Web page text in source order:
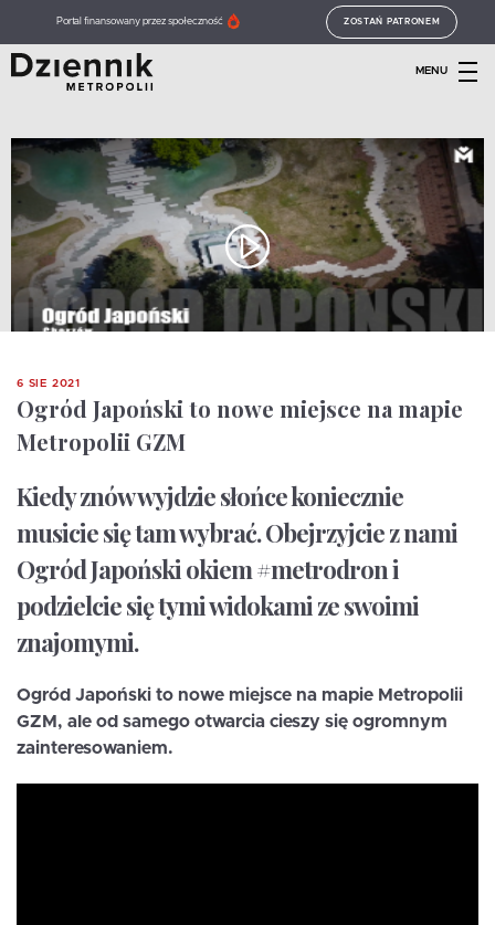
Portal finansowany przez społeczność ZOSTAŃ PATRONEM
MENU
6 SIE 2021
Ogród Japoński to nowe miejsce na mapie
Metropolii GZM
Kiedy znów wyjdzie słońce koniecznie
musicie się tam wybrać. Obejrzyjcie z nami
Ogród Japoński okiem #metrodron i
podzielcie się tymi widokami ze swoimi
znajomymi.
Ogród Japoński to nowe miejsce na mapie Metropolii
GZM, ale od samego otwarcia cieszy się ogromnym
zainteresowaniem.